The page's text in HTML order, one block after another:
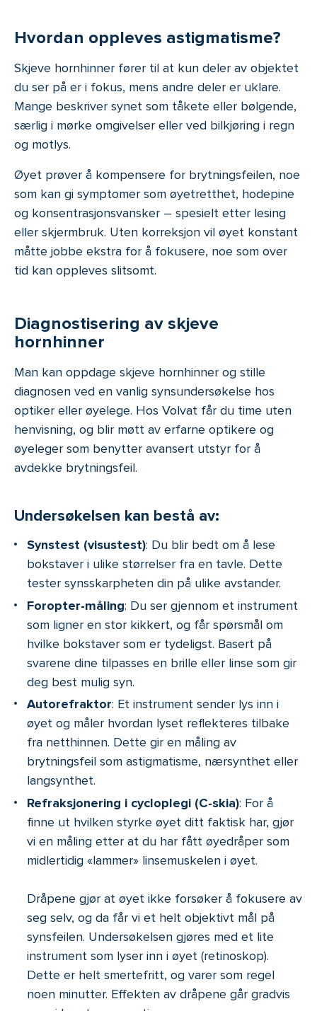
Hvordan oppleves astigmatisme?
Skjeve hornhinner fører til at kun deler av objektet
du ser på er i fokus, mens andre deler er uklare.
Mange beskriver synet som tåkete eller bølgende,
særlig i mørke omgivelser eller ved bilkjøring i regn
og motlys.
Øyet prøver å kompensere for brytningsfeilen, noe
som kan gi symptomer som øyetretthet, hodepine
og konsentrasjonsvansker – spesielt etter lesing
eller skjermbruk. Uten korreksjon vil øyet konstant
måtte jobbe ekstra for å fokusere, noe som over
tid kan oppleves slitsomt.
Diagnostisering av skjeve
hornhinner
Man kan oppdage skjeve hornhinner og stille
diagnosen ved en vanlig synsundersøkelse hos
optiker eller øyelege. Hos Volvat får du time uten
henvisning, og blir møtt av erfarne optikere og
øyeleger som benytter avansert utstyr for å
avdekke brytningsfeil.
Undersøkelsen kan bestå av:
Synstest (visustest): Du blir bedt om å lese
bokstaver i ulike størrelser fra en tavle. Dette
tester synsskarpheten din på ulike avstander.
Foropter-måling: Du ser gjennom et instrument
som ligner en stor kikkert, og får spørsmål om
hvilke bokstaver som er tydeligst. Basert på
svarene dine tilpasses en brille eller linse som gir
deg best mulig syn.
Autorefraktor: Et instrument sender lys inn i
øyet og måler hvordan lyset reflekteres tilbake
fra netthinnen. Dette gir en måling av
brytningsfeil som astigmatisme, nærsynthet eller
langsynthet.
Refraksjonering i cycloplegi (C-skia): For å
finne ut hvilken styrke øyet ditt faktisk har, gjør
vi en måling etter at du har fått øyedråper som
midlertidig «lammer» linsemuskelen i øyet.
Dråpene gjør at øyet ikke forsøker å fokusere av
seg selv, og da får vi et helt objektivt mål på
synsfeilen. Undersøkelsen gjøres med et lite
instrument som lyser inn i øyet (retinoskop).
Dette er helt smertefritt, og varer som regel
noen minutter. Effekten av dråpene går gradvis